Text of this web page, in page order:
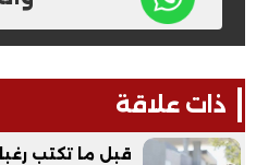
ذات علاقة
قبل ما تكتب